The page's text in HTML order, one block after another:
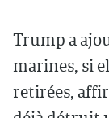
Trump a
marines, si
retirées,